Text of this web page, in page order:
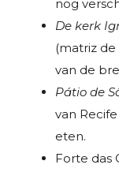
nog
De kerk
(matriz
van de
Pátio de
van
eten.
Forte das